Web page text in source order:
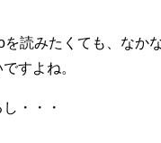
を読みたくても、なか
すよね。
・・・